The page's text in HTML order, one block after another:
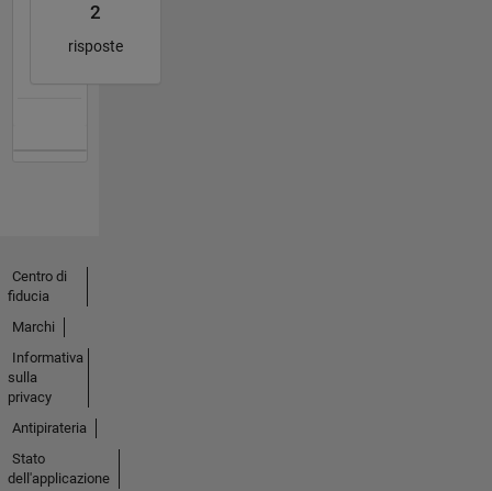
2
risposte
Centro di
fiducia
Marchi
Informativa
sulla
privacy
Antipirateria
Stato
dell'applicazione